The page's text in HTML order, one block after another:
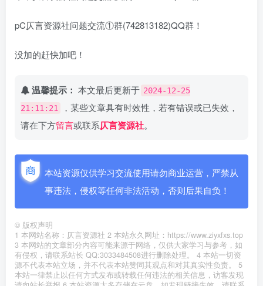
pC仄言资源社问题交流①群(742813182)QQ群！
没加的赶快加吧！
温馨提示： 本文最后更新于 2024-12-25
21:11:21
，某些文章具有时效性，若有错误或已失效，
请在下方留言或联系仄言资源社。
本站资源仅供学习交流使用请勿商业运营，严禁从
事违法，侵权等任何非法活动，否则后果自负！
© 版权声明
1 本网站名称：仄言资源社 2 本站永久网址：https://www.ziyxfxs.top
3 本网站的文章部分内容可能来源于网络，仅供大家学习与参考，如
有侵权，请联系站长 QQ:3033484508进行删除处理。 4 本站一切资
源不代表本站立场，并不代表本站赞同其观点和对其真实性负责。 5
本站一律禁止以任何方式发布或转载任何违法的相关信息，访客发现